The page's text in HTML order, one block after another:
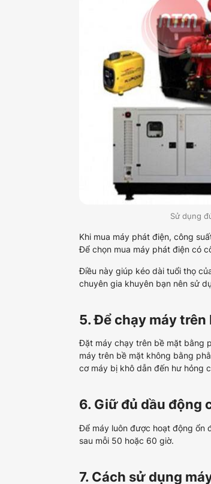
Sử dụng
Khi mua máy phát điện, công
Để chọn mua máy phát điện có
Điều này giúp kéo dài tuổi thọ
chuyên gia khuyên bạn nên sử
5. Để chạy máy
Đặt máy chạy trên bề mặt bằng
máy trên bề mặt không bằng
cơ máy bị khô dẫn đến hư hỏng
6. Giữ đủ dầu động
Để máy luôn được hoạt động ổn
sau mỗi 50 hoặc 60 giờ.
7. Cách sử dụng